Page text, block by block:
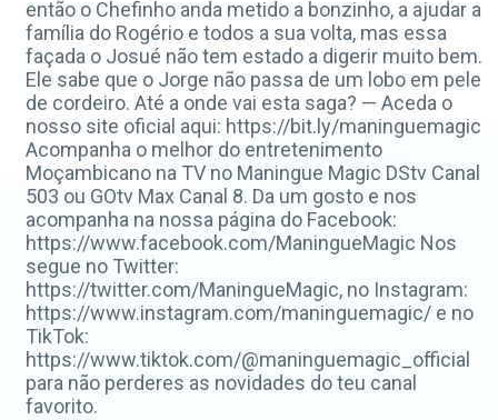
então o Chefinho anda metido a bonzinho, a ajudar a
família do Rogério e todos a sua volta, mas essa
façada o Josué não tem estado a digerir muito bem.
Ele sabe que o Jorge não passa de um lobo em pele
de cordeiro. Até a onde vai esta saga? — Aceda o
nosso site oficial aqui: https://bit.ly/maninguemagic
Acompanha o melhor do entretenimento
Moçambicano na TV no Maningue Magic DStv Canal
503 ou GOtv Max Canal 8. Da um gosto e nos
acompanha na nossa página do Facebook:
https://www.facebook.com/ManingueMagic Nos
segue no Twitter:
https://twitter.com/ManingueMagic, no Instagram:
https://www.instagram.com/maninguemagic/ e no
TikTok:
https://www.tiktok.com/@maninguemagic_official
para não perderes as novidades do teu canal
favorito.